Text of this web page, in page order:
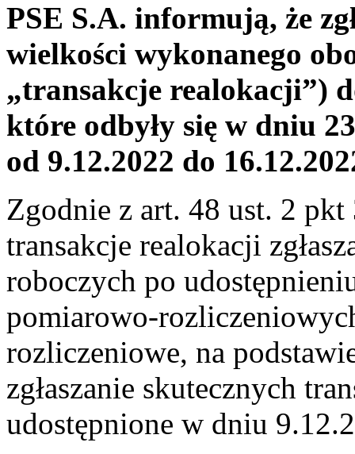
PSE S.A. informują, że
wielkości wykonanego
„transakcje realokacji”)
które odbyły się w dniu
od 9.12.2022 do
Zgodnie z art. 48 ust. 2
transakcje realokacji
roboczych po
pomiarowo-
rozliczeniowe, na
zgłaszanie skutecznych
udostępnione w dniu